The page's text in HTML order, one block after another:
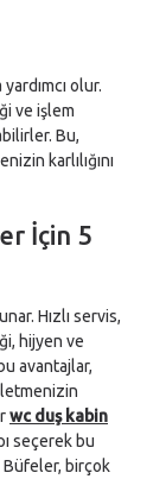
olur.
ve işlem
Bu,
karlılığını
İçin 5
Hızlı servis,
hijyen ve
avantajlar,
wc duş kabin
seçerek bu
birçok